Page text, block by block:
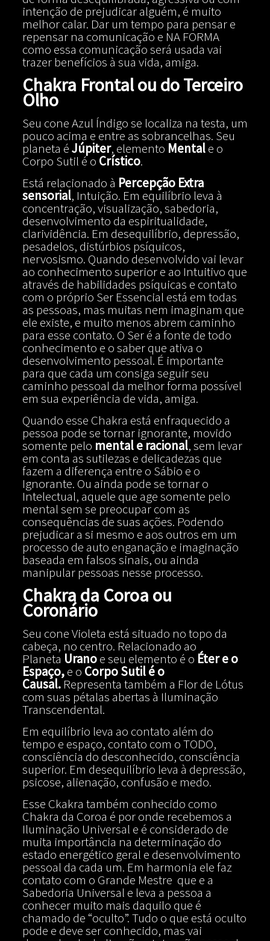
intenção de prejudicar alguém, é muito
melhor calar. Dar um tempo para pensar e
repensar na comunicação e NA FORMA
como essa comunicação será usada vai
trazer benefícios à sua vida, amiga.
Chakra Frontal ou do Terceiro
Olho
Seu cone Azul Índigo se localiza na testa, um
pouco acima e entre as sobrancelhas. Seu
planeta éJúpiter, elemento Mentale o
Corpo Sutil é o Crístico.
Está relacionado à Percepção Extra
sensorial, Intuição. Em equilíbrio leva à
concentração, visualização, sabedoria,
desenvolvimento da espiritualidade,
clarividência. Em desequilíbrio, depressão,
pesadelos, distúrbios psíquicos,
nervosismo. Quando desenvolvido vai levar
ao conhecimento superior e ao Intuitivo que
através de habilidades psíquicas e contato
com o próprio Ser Essencial está em todas
as pessoas, mas muitas nem imaginam que
ele existe, e muito menos abrem caminho
para esse contato. O Ser é a fonte de todo
conhecimento e o saber que ativa o
desenvolvimento pessoal. É importante
para que cada um consiga seguir seu
caminho pessoal da melhor forma possível
em sua experiência de vida, amiga.
Quando esse Chakra está enfraquecido a
pessoa pode se tornar ignorante, movido
somente pelo mental e racional, sem levar
em conta as sutilezas e delicadezas que
fazem a diferença entre o Sábio e o
Ignorante. Ou ainda pode se tornar o
Intelectual, aquele que age somente pelo
mental sem se preocupar com as
consequências de suas ações. Podendo
prejudicar a si mesmo e aos outros em um
processo de auto enganação e imaginação
baseada em falsos sinais, ou ainda
manipular pessoas nesse processo.
Chakra da Coroa ou
Coronário
​Seu cone Violeta está situado no topo da
cabeça, no centro. Relacionado ao
Planeta Uranoe seu elemento é o Éter e o
Espaço,e o Corpo Sutil é o
Causal.Representa também a Flor de Lótus
com suas pétalas abertas à Iluminação
Transcendental.
Em equilíbrio leva ao contato além do
tempo e espaço, contato com o TODO,
consciência do desconhecido, consciência
superior. Em desequilíbrio leva à depressão,
psicose, alienação, confusão e medo.
Esse Ckakra também conhecido como
Chakra da Coroa é por onde recebemos a
Iluminação Universal e é considerado de
muita importância na determinação do
estado energético geral e desenvolvimento
pessoal da cada um. Em harmonia ele faz
contato com o Grande Mestre que e a
Sabedoria Universal e leva a pessoa a
conhecer muito mais daquilo que é
chamado de “oculto”. Tudo o que está oculto
pode e deve ser conhecido, mas vai